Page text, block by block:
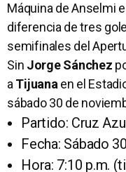
Máquina de Anselmi
diferencia de tres
semifinales del
Sin Jorge Sánchez
aTijuanaen el
sábado 30 de
Partido: Cruz
Fecha: Sábado
Hora: 7:10 p.m.